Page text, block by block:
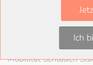
Braunschweigische
80
MobilitätSchladen
Ich